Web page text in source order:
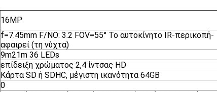
16MP
f=7.45mm F/NO: 3.2 FOV=55° Το αυτοκίνητο IR-περικοπή-
αφαιρεί (τη νύχτα)
9m21m 36 LEDs
επίδειξη χρώματος 2,4 ίντσας HD
Κάρτα SD ή SDHC, μέγιστη ικανότητα 64GB
0